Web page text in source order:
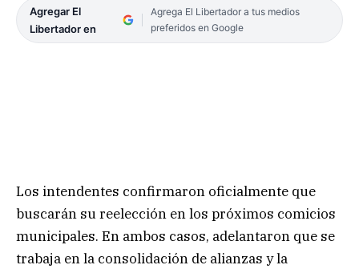
Agregar El
Libertador en
Agrega El Libertador a tus medios
preferidos en Google
Los intendentes confirmaron oficialmente que
buscarán su reelección en los próximos comicios
municipales. En ambos casos, adelantaron que se
trabaja en la consolidación de alianzas y la